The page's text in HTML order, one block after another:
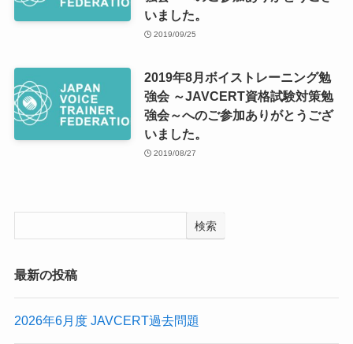
いました。
2019/09/25
2019年8月ボイストレーニング勉
強会 ～JAVCERT資格試験対策勉
強会～へのご参加ありがとうござ
いました。
2019/08/27
検索
最新の投稿
2026年6月度 JAVCERT過去問題